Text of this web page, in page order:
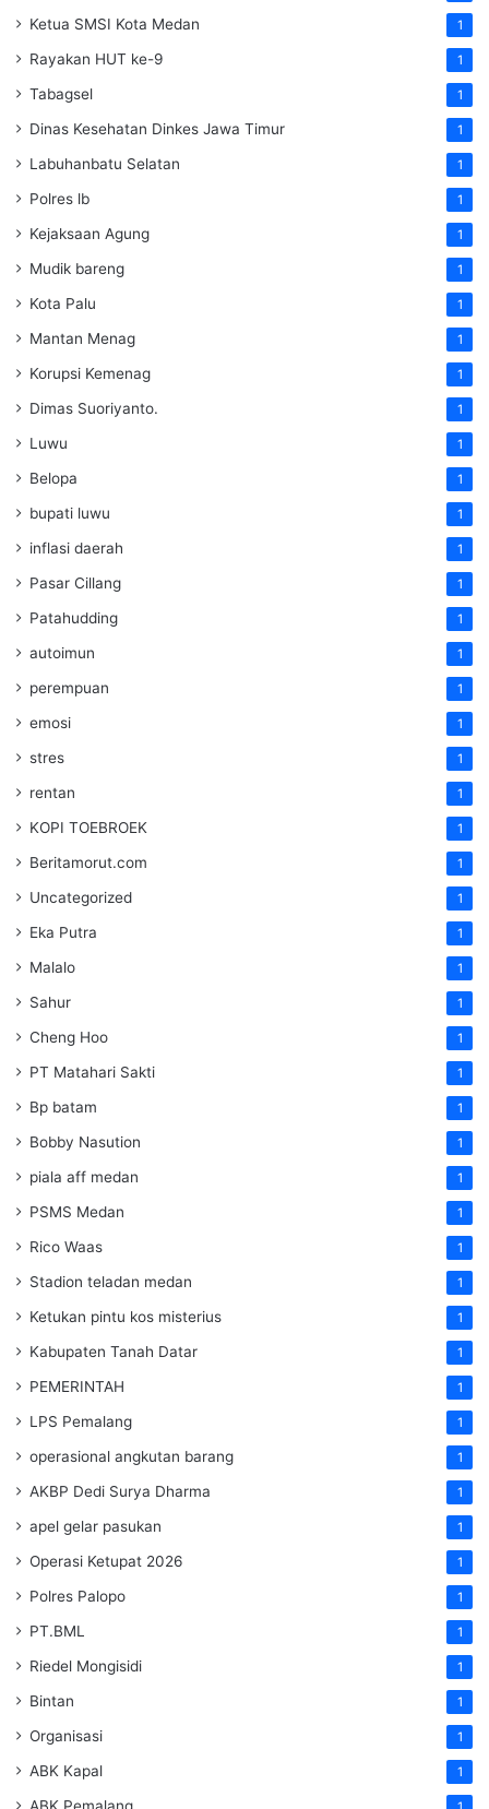
Ketua SMSI Kota Medan 1
Rayakan HUT ke-9 1
Tabagsel 1
Dinas Kesehatan Dinkes Jawa Timur 1
Labuhanbatu Selatan 1
Polres lb 1
Kejaksaan Agung 1
Mudik bareng 1
Kota Palu 1
Mantan Menag 1
Korupsi Kemenag 1
Dimas Suoriyanto. 1
Luwu 1
Belopa 1
bupati luwu 1
inflasi daerah 1
Pasar Cillang 1
Patahudding 1
autoimun 1
perempuan 1
emosi 1
stres 1
rentan 1
KOPI TOEBROEK 1
Beritamorut.com 1
Uncategorized 1
Eka Putra 1
Malalo 1
Sahur 1
Cheng Hoo 1
PT Matahari Sakti 1
Bp batam 1
Bobby Nasution 1
piala aff medan 1
PSMS Medan 1
Rico Waas 1
Stadion teladan medan 1
Ketukan pintu kos misterius 1
Kabupaten Tanah Datar 1
PEMERINTAH 1
LPS Pemalang 1
operasional angkutan barang 1
AKBP Dedi Surya Dharma 1
apel gelar pasukan 1
Operasi Ketupat 2026 1
Polres Palopo 1
PT.BML 1
Riedel Mongisidi 1
Bintan 1
Organisasi 1
ABK Kapal 1